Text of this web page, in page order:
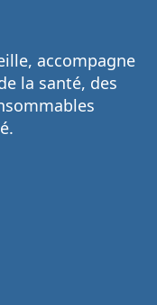
accompagne
la santé, des